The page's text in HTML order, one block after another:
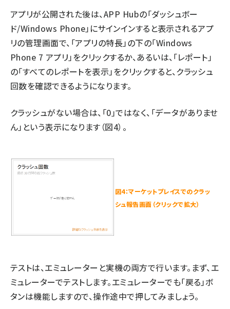
アプリが公開された後は、APP Hubの「ダッシュボー
ド/Windows Phone」にサインインすると表示されるアプ
リの管理画面で、「アプリの特長」の下の「Windows
Phone 7 アプリ」をクリックするか、あるいは、「レポート」
の「すべてのレポートを表示」をクリックすると、クラッシュ
回数を確認できるようになります。
クラッシュがない場合は、「0」ではなく、「データがありませ
ん」という表示になります（図4）。
図4：マーケットプレイスでのクラッ
シュ報告画面（クリックで拡大）
テストは、エミュレーターと実機の両方で行います。まず、エ
ミュレーターでテストします。エミュレーターでも「戻る」ボ
タンは機能しますので、操作途中で押してみましょう。